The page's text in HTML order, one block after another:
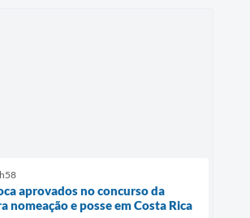
aprovados no concurso da
nomeação e posse em Costa Rica